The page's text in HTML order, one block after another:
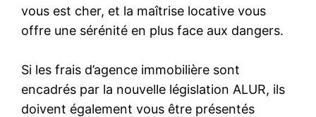
vous est cher, et la maîtrise locative vous
offre une sérénité en plus face aux dangers.
Si les frais d’agence immobilière sont
encadrés par la nouvelle législation ALUR, ils
doivent également vous être présentés